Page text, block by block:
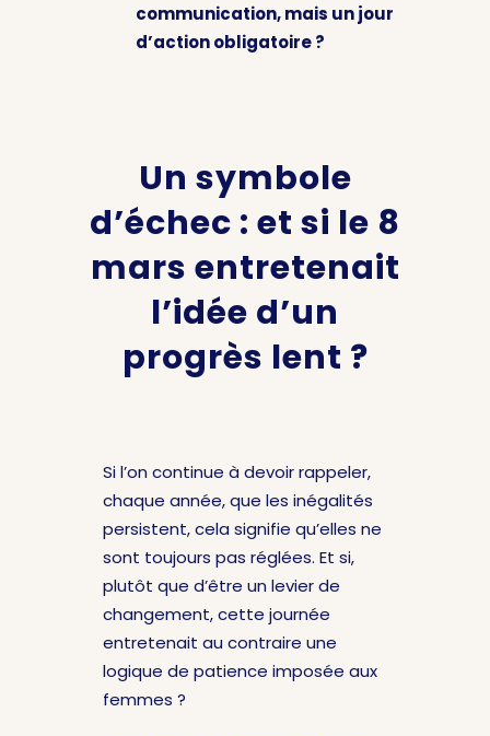
communication, mais un jour
d’action obligatoire ?
Un symbole
d’échec : et si le 8
mars entretenait
l’idée d’un
progrès lent ?
Si l’on continue à devoir rappeler,
chaque année, que les inégalités
persistent, cela signifie qu’elles ne
sont toujours pas réglées. Et si,
plutôt que d’être un levier de
changement, cette journée
entretenait au contraire une
logique de patience imposée aux
femmes ?